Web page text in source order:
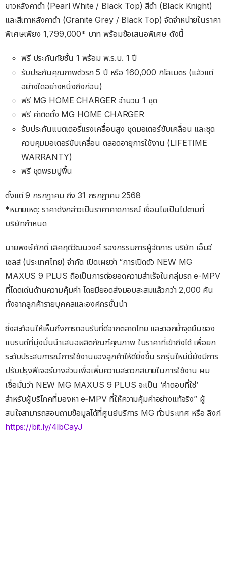
ขาวหลังคาดำ (Pearl White / Black Top) สีดำ (Black Knight)
และสีเทาหลังคาดำ (Granite Grey / Black Top) จัดจำหน่ายในราคา
พิเศษเพียง 1,799,000* บาท พร้อมข้อเสนอพิเศษ ดังนี้
ฟรี ประกันภัยชั้น 1 พร้อม พ.ร.บ. 1 ปี
รับประกันคุณภาพตัวรถ 5 ปี หรือ 160,000 กิโลเมตร (แล้วแต่
อย่างใดอย่างหนึ่งถึงก่อน)
ฟรี MG HOME CHARGER จำนวน 1 ชุด
ฟรี ค่าติดตั้ง MG HOME CHARGER
รับประกันแบตเตอรี่แรงเคลื่อนสูง ชุดมอเตอร์ขับเคลื่อน และชุด
ควบคุมมอเตอร์ขับเคลื่อน ตลอดอายุการใช้งาน (LIFETIME
WARRANTY)
ฟรี ชุดพรมปูพื้น
ตั้งแต่ 9 กรกฎาคม ถึง 31 กรกฎาคม 2568
*หมายเหตุ: ราคาดังกล่าวเป็นราคาคาดการณ์ เงื่อนไขเป็นไปตามที่
บริษัทกำหนด
นายพงษ์ศักดิ์ เลิศฤดีวัฒนวงศ์ รองกรรมการผู้จัดการ บริษัท เอ็มจี
เซลส์ (ประเทศไทย) จำกัด เปิดเผยว่า “การเปิดตัว NEW MG
MAXUS 9 PLUS ถือเป็นการต่อยอดความสำเร็จในกลุ่มรถ e-MPV
ที่โดดเด่นด้านความคุ้มค่า โดยมียอดส่งมอบสะสมแล้วกว่า 2,000 คัน
ทั้งจากลูกค้ารายบุคคลและองค์กรชั้นนำ
ซึ่งสะท้อนให้เห็นถึงการตอบรับที่ดีจากตลาดไทย และตอกย้ำจุดยืนของ
แบรนด์ที่มุ่งมั่นนำเสนอผลิตภัณฑ์คุณภาพ ในราคาที่เข้าถึงได้ เพื่อยก
ระดับประสบการณ์การใช้งานของลูกค้าให้ดียิ่งขึ้น รถรุ่นใหม่นี้ยังมีการ
ปรับปรุงฟีเจอร์บางส่วนเพื่อเพิ่มความสะดวกสบายในการใช้งาน ผม
เชื่อมั่นว่า NEW MG MAXUS 9 PLUS จะเป็น ‘คำตอบที่ใช่’
สำหรับผู้บริโภคที่มองหา e‑MPV ที่ให้ความคุ้มค่าอย่างแท้จริง” ผู้
สนใจสามารถสอบถามข้อมูลได้ที่ศูนย์บริการ MG ทั่วประเทศ หรือ ลิงก์
https://bit.ly/4lbCayJ